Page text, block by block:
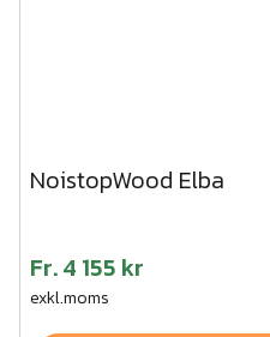
NoistopWood Elba
Fr.4 155 kr
exkl.moms